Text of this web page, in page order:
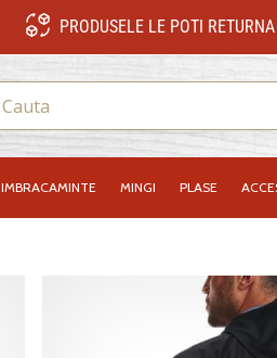
PRODUSELE LE POTI
IMBRACAMINTE MINGI PLASE